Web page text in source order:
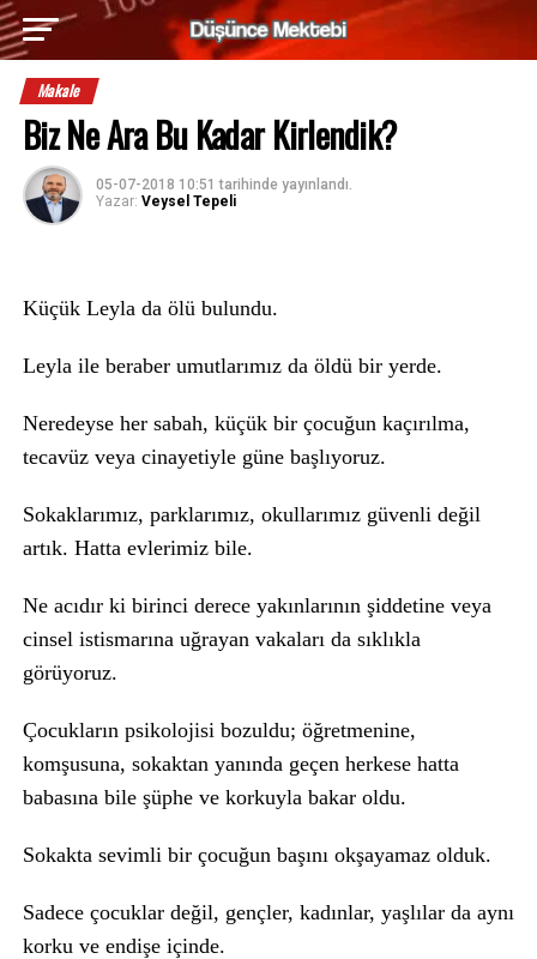
Makale
Biz Ne Ara Bu Kadar Kirlendik?
05-07-2018 10:51 tarihinde yayınlandı.
Yazar: Veysel Tepeli
Küçük Leyla da ölü bulundu.
Leyla ile beraber umutlarımız da öldü bir yerde.
Neredeyse her sabah, küçük bir çocuğun kaçırılma,
tecavüz veya cinayetiyle güne başlıyoruz.
Sokaklarımız, parklarımız, okullarımız güvenli değil
artık. Hatta evlerimiz bile.
Ne acıdır ki birinci derece yakınlarının şiddetine veya
cinsel istismarına uğrayan vakaları da sıklıkla
görüyoruz.
Çocukların psikolojisi bozuldu; öğretmenine,
komşusuna, sokaktan yanında geçen herkese hatta
babasına bile şüphe ve korkuyla bakar oldu.
Sokakta sevimli bir çocuğun başını okşayamaz olduk.
Sadece çocuklar değil, gençler, kadınlar, yaşlılar da aynı
korku ve endişe içinde.